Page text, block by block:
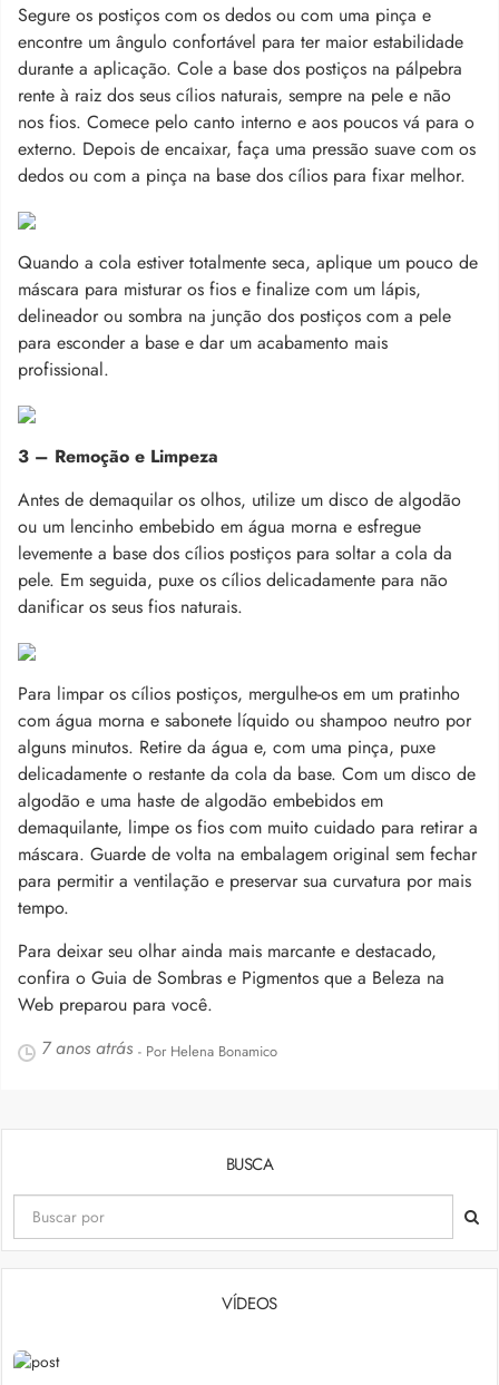
Segure os postiços com os dedos ou com uma pinça e
encontre um ângulo confortável para ter maior estabilidade
durante a aplicação. Cole a base dos postiços na pálpebra
rente à raiz dos seus cílios naturais, sempre na pele e não
nos fios. Comece pelo canto interno e aos poucos vá para o
externo. Depois de encaixar, faça uma pressão suave com os
dedos ou com a pinça na base dos cílios para fixar melhor.
Quando a cola estiver totalmente seca, aplique um pouco de
máscara para misturar os fios e finalize com um lápis,
delineador ou sombra na junção dos postiços com a pele
para esconder a base e dar um acabamento mais
profissional.
3 – Remoção e Limpeza
Antes de demaquilar os olhos, utilize um disco de algodão
ou um lencinho embebido em água morna e esfregue
levemente a base dos cílios postiços para soltar a cola da
pele. Em seguida, puxe os cílios delicadamente para não
danificar os seus fios naturais.
Para limpar os cílios postiços, mergulhe-os em um pratinho
com água morna e sabonete líquido ou shampoo neutro por
alguns minutos. Retire da água e, com uma pinça, puxe
delicadamente o restante da cola da base. Com um disco de
algodão e uma haste de algodão embebidos em
demaquilante, limpe os fios com muito cuidado para retirar a
máscara. Guarde de volta na embalagem original sem fechar
para permitir a ventilação e preservar sua curvatura por mais
tempo.
Para deixar seu olhar ainda mais marcante e destacado,
confira o Guia de Sombras e Pigmentos que a Beleza na
Web preparou para você.
7 anos atrás - Por Helena Bonamico
BUSCA
VÍDEOS